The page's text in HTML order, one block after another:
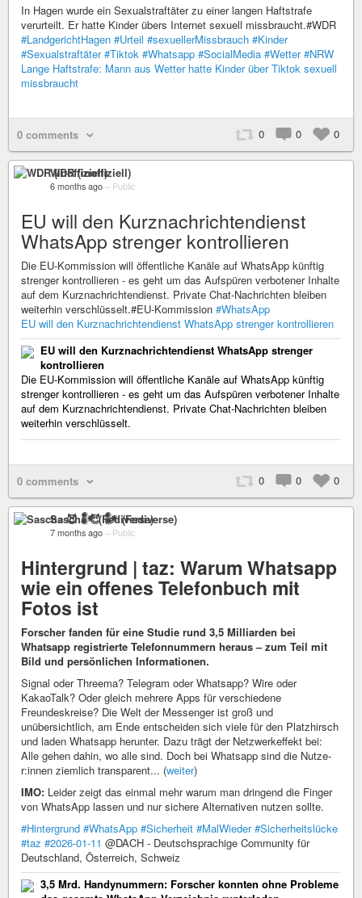
In Hagen wurde ein Sexualstraftäter zu einer langen Haftstrafe
verurteilt. Er hatte Kinder übers Internet sexuell missbraucht.#WDR
#LandgerichtHagen #Urteil #sexuellerMissbrauch #Kinder
#Sexualstraftäter #Tiktok #Whatsapp #SocialMedia #Wetter #NRW
Lange Haftstrafe: Mann aus Wetter hatte Kinder über Tiktok sexuell
missbraucht
0 0 0
0 comments
WDR (inoffiziell)
6 months ago – Public
EU will den Kurznachrichtendienst
WhatsApp strenger kontrollieren
Die EU-Kommission will öffentliche Kanäle auf WhatsApp künftig
strenger kontrollieren - es geht um das Aufspüren verbotener Inhalte
auf dem Kurznachrichtendienst. Private Chat-Nachrichten bleiben
weiterhin verschlüsselt.#EU-Kommission #WhatsApp
EU will den Kurznachrichtendienst WhatsApp strenger kontrollieren
EU will den Kurznachrichtendienst WhatsApp strenger
kontrollieren
Die EU-Kommission will öffentliche Kanäle auf WhatsApp künftig
strenger kontrollieren - es geht um das Aufspüren verbotener Inhalte
auf dem Kurznachrichtendienst. Private Chat-Nachrichten bleiben
weiterhin verschlüsselt.
0 0 0
0 comments
Sascha 😈 𒀯 (Fediverse)
7 months ago – Public
Hintergrund | taz: Warum Whatsapp
wie ein offenes Telefonbuch mit
Fotos ist
Forscher fanden für eine Studie rund 3,5 Milliarden bei
Whatsapp registrierte Telefonnummern heraus – zum Teil mit
Bild und persönlichen Informationen.
Signal oder Threema? Telegram oder Whatsapp? Wire oder
KakaoTalk? Oder gleich mehrere Apps für verschiedene
Freundeskreise? Die Welt der Messenger ist groß und
unübersichtlich, am Ende entscheiden sich viele für den Platzhirsch
und laden Whatsapp herunter. Dazu trägt der Netzwerkeffekt bei:
Alle gehen dahin, wo alle sind. Doch bei Whatsapp sind die Nut­ze­
r:in­nen ziemlich transparent... (weiter)
IMO: Leider zeigt das einmal mehr warum man dringend die Finger
von WhatsApp lassen und nur sichere Alternativen nutzen sollte.
#Hintergrund #WhatsApp #Sicherheit #MalWieder #Sicherheitslücke
#taz #2026-01-11 @DACH - Deutschsprachige Community für
Deutschland, Österreich, Schweiz
3,5 Mrd. Handynummern: Forscher konnten ohne Probleme